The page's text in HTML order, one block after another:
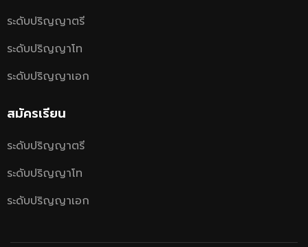
ระดับปริญญาตรี
ระดับปริญญาโท
ระดับปริญญาเอก
สมัครเรียน
ระดับปริญญาตรี
ระดับปริญญาโท
ระดับปริญญาเอก